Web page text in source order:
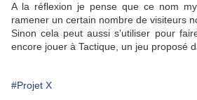
A la réflexion je pense que ce nom
ramener un certain nombre de visiteurs
Sinon cela peut aussi s'utiliser pour
encore jouer à Tactique, un jeu proposé
#Projet X